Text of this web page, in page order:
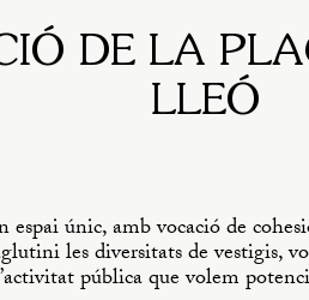
DE LA
LLEÓ
únic, amb vocació de
les diversitats de vestigis,
pública que volem